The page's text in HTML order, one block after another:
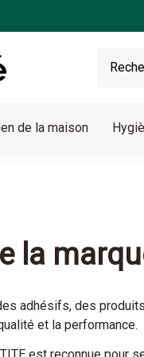
de la maison
la
adhésifs, des
et la performance.